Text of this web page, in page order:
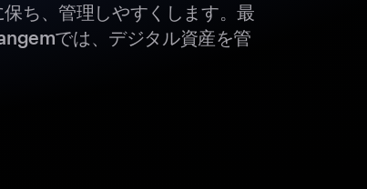
ち、管理しやすくします。最
では、デジタル資産を管